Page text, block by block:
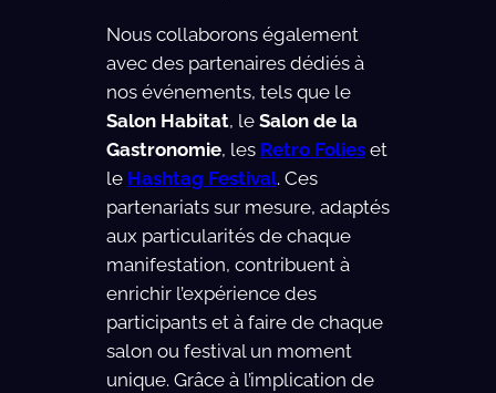
Nous collaborons également
avec des partenaires dédiés à
nos événements, tels que le
Salon Habitat, le Salon de la
Gastronomie, les Retro Folieset
le Hashtag Festival. Ces
partenariats sur mesure, adaptés
aux particularités de chaque
manifestation, contribuent à
enrichir l’expérience des
participants et à faire de chaque
salon ou festival un moment
unique. Grâce à l’implication de